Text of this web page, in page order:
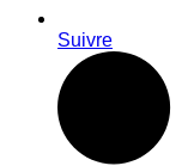
Suivre